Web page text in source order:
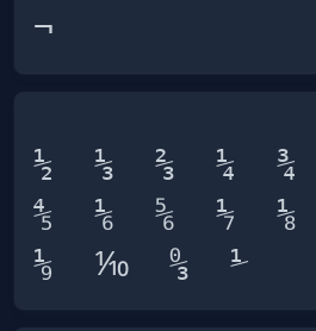
½  ⅓  ⅔  ¼  ¾
⅘  ⅙  ⅚  ⅐  ⅛